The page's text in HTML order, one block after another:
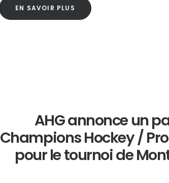
EN SAVOIR PLUS
AHG annonce un
Champions Hockey /
pour le tournoi de